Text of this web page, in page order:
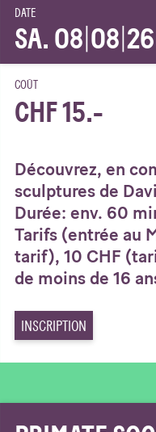
DATE
SA. 08 08 26
COÛT
CHF 15.-
Découvrez, en
sculptures de
Durée: env. 60
Tarifs (entrée au
tarif), 10 CHF
de moins de 16
INSCRIPTION